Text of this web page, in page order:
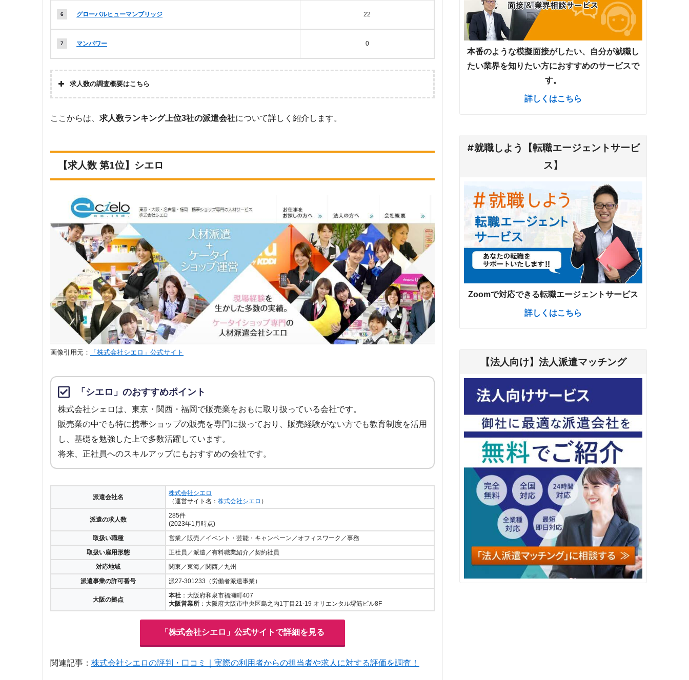
グローバルヒューマンブリッジ 22
マンパワー 0
求人数の調査概要はこちら
画・集計
株式会社アドバンスフロー
社について
の中から「携帯販売」の求人を取り扱っている派遣会社。
調査対象と
した求人に
ついて
上記で調査対象とした派遣会社のWEBサイトで公開されている求人のうち、「条件：携帯販売」または「『フリ
ここからは、 求人数ランキング上位3社の派遣会社について詳しく紹介します。
【求人数 第1位】シエロ
画像引用元： 「株式会社シエロ」公式サイト
「シエロ」のおすすめポイント
株式会社シェロは、東京・関西・福岡で販売業をおもに取り扱っている会社です。
販売業の中でも特に携帯ショップの販売を専門に扱っており、販売経験がない方でも教育制度を活用
し、基礎を勉強した上で多数活躍しています。
将来、正社員へのスキルアップにもおすすめの会社です。
派遣会社名
株式会社シエロ
（運営サイト名： 株式会社シエロ ）
派遣の求人数
285件
(2023年1月時点)
取扱い職種
営業／販売／イベント・芸能・キャンペーン／オフィスワーク／事務
取扱い雇用形態
正社員／派遣／有料職業紹介／契約社員
対応地域
関東／東海／関西／九州
派遣事業の許可番号
派27-301233（労働者派遣事業）
大阪の拠点
本社 ：大阪府和泉市福瀬町407
大阪営業所 ：大阪府大阪市中央区島之内1丁目21-19 オリエンタル堺筋ビル8F
「株式会社シエロ」公式サイトで詳細を見る
関連記事： 株式会社シエロの評判・口コミ｜実際の利用者からの担当者や求人に対する評価を調査！
本番のような模擬面接がしたい、自分が就職し
たい業界を知りたい方におすすめのサービスで
す。
詳しくはこちら
#就職しよう【転職エージェントサービ
ス】
Zoomで対応できる転職エージェントサービス
詳しくはこちら
【法人向け】法人派遣マッチング